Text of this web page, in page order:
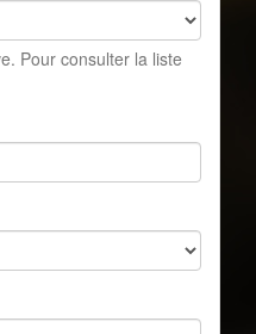
Pour consulter la liste